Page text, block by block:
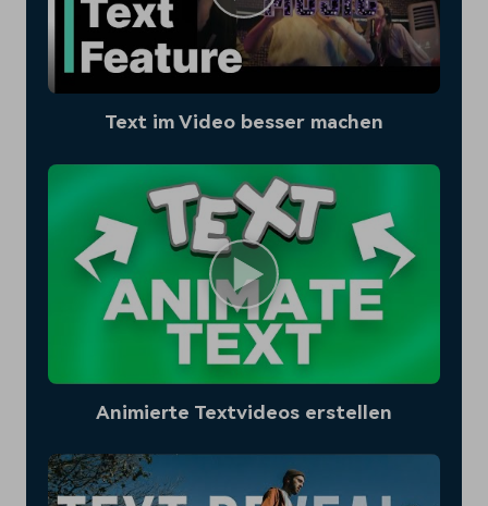
Text im Video besser machen
Animierte Textvideos erstellen